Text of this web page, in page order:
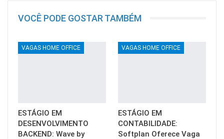
VOCÊ PODE GOSTAR TAMBÉM
VAGAS HOME OFFICE
ESTÁGIO EM
DESENVOLVIMENTO
BACKEND: Wave by
VAGAS HOME OFFICE
ESTÁGIO EM
CONTABILIDADE:
Softplan Oferece Vaga